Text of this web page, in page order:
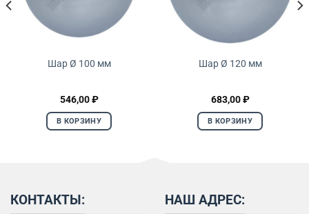
Шар Ø 100 мм
546,00₽
В КОРЗИНУ
Шар Ø 120 мм
683,00₽
В КОРЗИНУ
КОНТАКТЫ: НАШ АДРЕС: